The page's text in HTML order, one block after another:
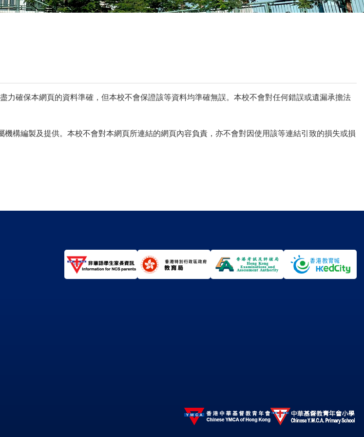
校曆表
力確保本網頁的資料準確，但本校不會保證該等資料均準確無誤。本校不會對任何錯誤或遺漏承擔法
構編製及提供。本校不會對本網頁所連結的網頁內容負責，亦不會對因使用該等連結引致的損失或損